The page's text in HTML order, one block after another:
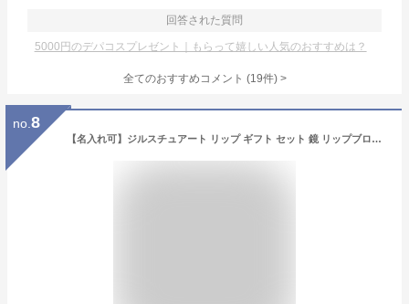
回答された質問
5000円のデパコスプレゼント｜もらって嬉しい人気のおすすめは？
全てのおすすめコメント (19件) >
no. 8
【名入れ可】ジルスチュアート リップ ギフト セット 鏡 リップブロッサム バーム 01＆コンパクトミラー 2 刻印 化粧品 コスメ ギフトセット ポーチ JILLSTUART レディース ブランド 正規品 新品 ホワイトデー お返し プレゼント 女性 誕生日 実用的 デパコス